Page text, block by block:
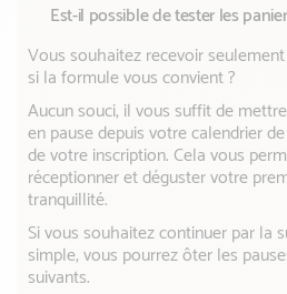
Est-il possible de tester les
Vous souhaitez recevoir
si la formule vous convient ?
Aucun souci, il vous suffit de
en pause depuis votre calendrier
de votre inscription. Cela vous
réceptionner et déguster votre
tranquillité.
Si vous souhaitez continuer par la
simple, vous pourrez ôter les
suivants.